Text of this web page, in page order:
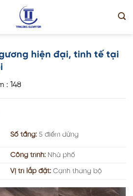
hiện đại, tinh tế tại
: 148
Số tầng: 5 điểm dừng
Công trình: Nhà phố
Vị trí lắp đặt: Cạnh thang bộ